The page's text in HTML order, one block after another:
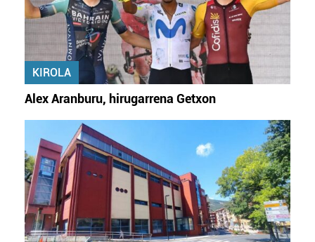
KIROLA
Alex Aranburu, hirugarrena Getxon